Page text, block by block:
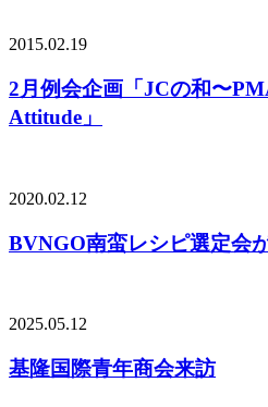
2015.02.19
2月例会企画「JCの和〜
Attitude」
2020.02.12
BVNGO南蛮レシピ選定会
2025.05.12
基隆国際青年商会来訪